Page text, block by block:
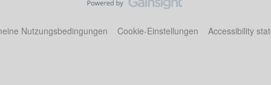
Nutzungsbedingungen Cookie-Einstellungen Accessibility